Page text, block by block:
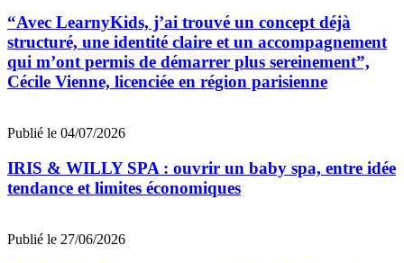
“Avec LearnyKids, j’ai trouvé un concept déjà
structuré, une identité claire et un accompagnement
qui m’ont permis de démarrer plus sereinement”,
Cécile Vienne, licenciée en région parisienne
Publié le 04/07/2026
IRIS & WILLY SPA : ouvrir un baby spa, entre idée
tendance et limites économiques
Publié le 27/06/2026